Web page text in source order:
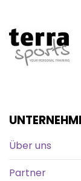
Über uns
Partner